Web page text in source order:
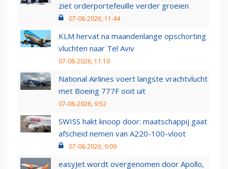
ziet orderportefeuille verder groeien
07-08-2026, 11:44
KLM hervat na maandenlange opschorting
vluchten naar Tel Aviv
07-08-2026, 11:10
National Airlines voert langste vrachtvlucht
met Boeing 777F ooit uit
07-08-2026, 9:52
SWISS hakt knoop door: maatschappij gaat
afscheid nemen van A220-100-vloot
07-08-2026, 9:09
easyJet wordt overgenomen door Apollo,